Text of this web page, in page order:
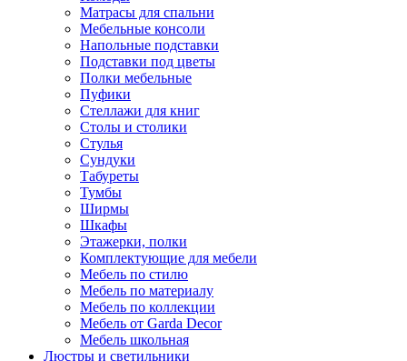
Матрасы для спальни
Мебельные консоли
Напольные подставки
Подставки под цветы
Полки мебельные
Пуфики
Стеллажи для книг
Столы и столики
Стулья
Сундуки
Табуреты
Тумбы
Ширмы
Шкафы
Этажерки, полки
Комплектующие для мебели
Мебель по стилю
Мебель по материалу
Мебель по коллекции
Мебель от Garda Decor
Мебель школьная
Люстры и светильники